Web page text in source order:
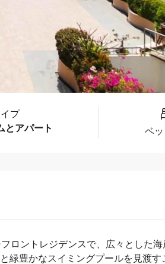
プ
とアパート
ベ
ロントレジデンスで、広々とした
緑豊かなスイミングプールを見渡す